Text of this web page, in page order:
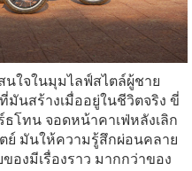
นใจในมุมไลฟ์สไตล์ผู้ชาย
นสร้างเมื่ออยู่ในชีวิตจริง ขี่
ธโทน จอดหน้าคาเฟ่หลังเลิก
ย์ มันให้ความรู้สึกผ่อนคลาย
องมีเรื่องราว มากกว่าของ